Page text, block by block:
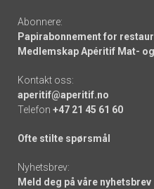
Abonnere:
Papirabonnement for
Medlemskap Apéritif Mat-
Kontakt oss:
aperitif@aperitif.no
Telefon +47 21 45 61 60
Ofte stilte spørsmål
Nyhetsbrev:
Meld deg på våre nyhetsbrev